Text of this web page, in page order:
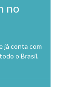
no
já conta com
o Brasil.